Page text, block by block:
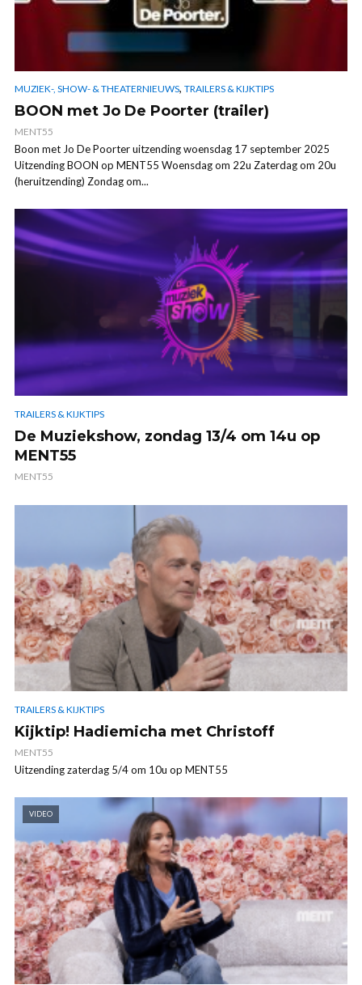
MUZIEK-, SHOW- & THEATERNIEUWS, TRAILERS & KIJKTIPS
BOON met Jo De Poorter (trailer)
MENT55
Boon met Jo De Poorter uitzending woensdag 17 september 2025
Uitzending BOON op MENT55 Woensdag om 22u Zaterdag om 20u
(heruitzending) Zondag om...
TRAILERS & KIJKTIPS
De Muziekshow, zondag 13/4 om 14u op
MENT55
MENT55
TRAILERS & KIJKTIPS
Kijktip! Hadiemicha met Christoff
MENT55
Uitzending zaterdag 5/4 om 10u op MENT55
VIDEO